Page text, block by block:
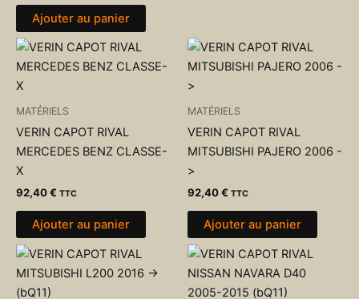
Ajouter au panier
MATÉRIELS
VERIN CAPOT RIVAL
MERCEDES BENZ CLASSE-
X
92,40€ TTC
Ajouter au panier
MATÉRIELS
VERIN CAPOT RIVAL
MITSUBISHI PAJERO 2006 -
>
92,40€ TTC
Ajouter au panier